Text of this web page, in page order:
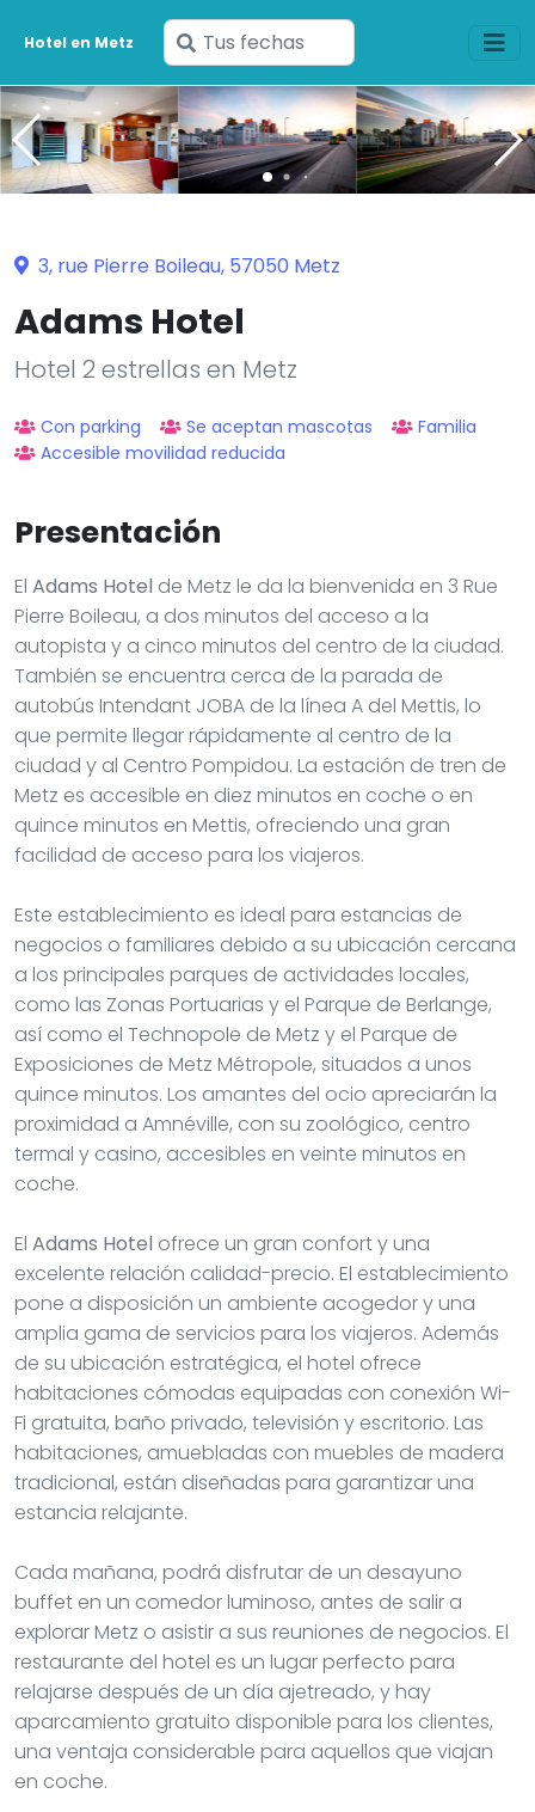
Hotel en Metz
Ingresa
tus
fechas
3, rue Pierre Boileau, 57050 Metz
Adams Hotel
Hotel 2 estrellas en Metz
Con parking Se aceptan mascotas
Familia
Accesible movilidad reducida
Presentación
El Adams Hotel de Metz le da la bienvenida en 3 Rue
Pierre Boileau, a dos minutos del acceso a la
autopista y a cinco minutos del centro de la ciudad.
También se encuentra cerca de la parada de
autobús Intendant JOBA de la línea A del Mettis, lo
que permite llegar rápidamente al centro de la
ciudad y al Centro Pompidou. La estación de tren de
Metz es accesible en diez minutos en coche o en
quince minutos en Mettis, ofreciendo una gran
facilidad de acceso para los viajeros.
Este establecimiento es ideal para estancias de
negocios o familiares debido a su ubicación cercana
a los principales parques de actividades locales,
como las Zonas Portuarias y el Parque de Berlange,
así como el Technopole de Metz y el Parque de
Exposiciones de Metz Métropole, situados a unos
quince minutos. Los amantes del ocio apreciarán la
proximidad a Amnéville, con su zoológico, centro
termal y casino, accesibles en veinte minutos en
coche.
El Adams Hotel ofrece un gran confort y una
excelente relación calidad-precio. El establecimiento
pone a disposición un ambiente acogedor y una
amplia gama de servicios para los viajeros. Además
de su ubicación estratégica, el hotel ofrece
habitaciones cómodas equipadas con conexión Wi-
Fi gratuita, baño privado, televisión y escritorio. Las
habitaciones, amuebladas con muebles de madera
tradicional, están diseñadas para garantizar una
estancia relajante.
Cada mañana, podrá disfrutar de un desayuno
buffet en un comedor luminoso, antes de salir a
explorar Metz o asistir a sus reuniones de negocios. El
restaurante del hotel es un lugar perfecto para
relajarse después de un día ajetreado, y hay
aparcamiento gratuito disponible para los clientes,
una ventaja considerable para aquellos que viajan
en coche.